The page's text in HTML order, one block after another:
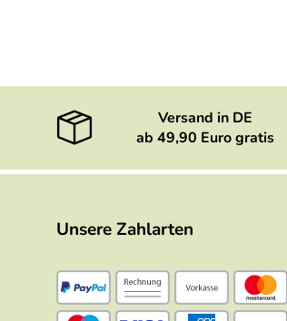
Versand in DE
ab 49,90 Euro gratis
Unsere Zahlarten